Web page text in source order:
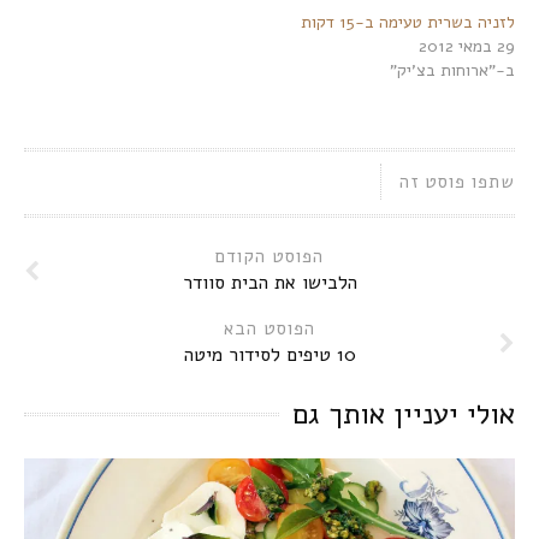
לזניה בשרית טעימה ב-15 דקות
29 במאי 2012
ב-"ארוחות בצ'יק"
שתפו פוסט זה
הפוסט הקודם
הלבישו את הבית סוודר
הפוסט הבא
10 טיפים לסידור מיטה
אולי יעניין אותך גם